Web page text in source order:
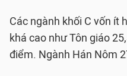
Các ngành khối C vốn ít
khá cao như Tôn giáo
điểm. Ngành Hán Nôm